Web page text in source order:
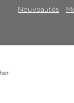
Nouveautés